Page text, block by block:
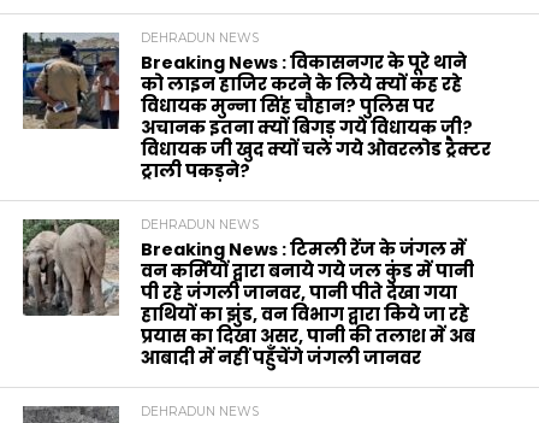
DEHRADUN NEWS
Breaking News : विकासनगर के पूरे थाने
को लाइन हाजिर करने के लिये क्यों कह रहे
विधायक मुन्ना सिंह चौहान? पुलिस पर
अचानक इतना क्यों बिगड़ गये विधायक जी?
विधायक जी खुद क्यों चले गये ओवरलोड ट्रैक्टर
ट्राली पकड़ने?
DEHRADUN NEWS
Breaking News : टिमली रेंज के जंगल में
वन कर्मियों द्वारा बनाये गये जल कुंड में पानी
पी रहे जंगली जानवर, पानी पीते देखा गया
हाथियों का झुंड, वन विभाग द्वारा किये जा रहे
प्रयास का दिखा असर, पानी की तलाश में अब
आबादी में नहीं पहुँचेंगे जंगली जानवर
DEHRADUN NEWS